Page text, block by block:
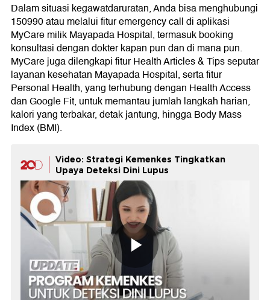
Dalam situasi kegawatdaruratan, Anda bisa menghubungi
150990 atau melalui fitur emergency call di aplikasi
MyCare milik Mayapada Hospital, termasuk booking
konsultasi dengan dokter kapan pun dan di mana pun.
MyCare juga dilengkapi fitur Health Articles & Tips seputar
layanan kesehatan Mayapada Hospital, serta fitur
Personal Health, yang terhubung dengan Health Access
dan Google Fit, untuk memantau jumlah langkah harian,
kalori yang terbakar, detak jantung, hingga Body Mass
Index (BMI).
Video: Strategi Kemenkes Tingkatkan
Upaya Deteksi Dini Lupus